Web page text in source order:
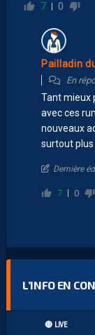
7 0
Pailladin
En
Tant mieux
avec ces
nouveaux
surtout plus
Dernière
7 0
L’INFO EN
🔴 LIVE